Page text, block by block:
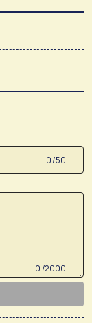
0 /50
0 /2000